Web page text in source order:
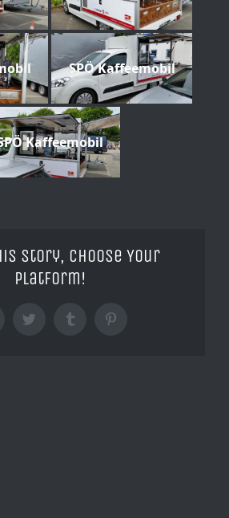
SPÖ Kaffeemobil
Kaffeemobil
Story, Choose Your
Platform!
Twitter TumblrPinterest